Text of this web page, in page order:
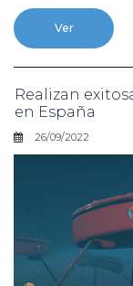
Ver
Realizan
en España
26/09/2022